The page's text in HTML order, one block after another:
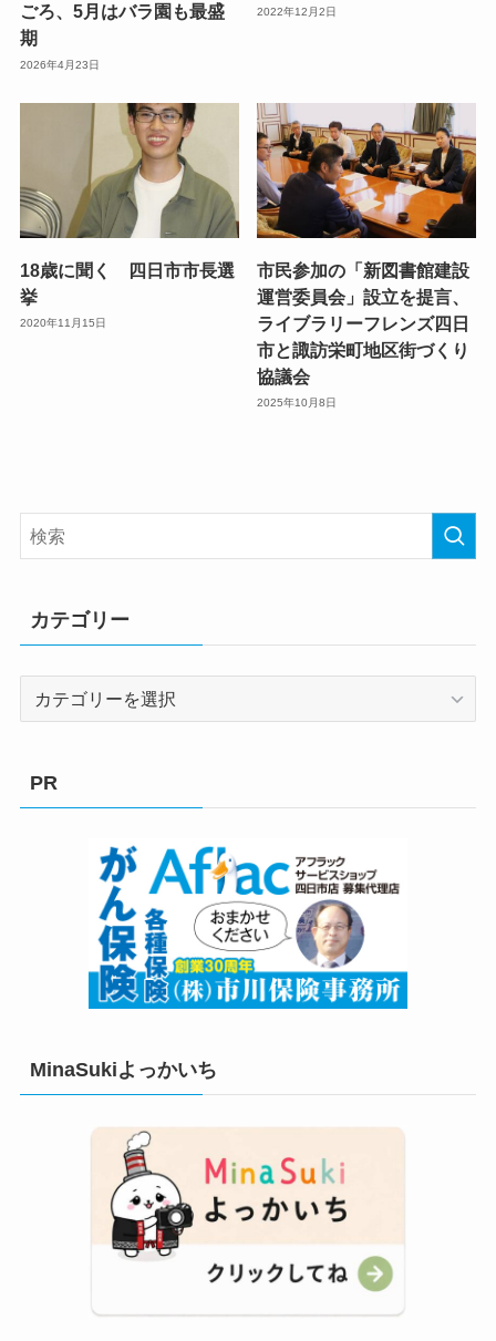
ごろ、5月はバラ園も最盛
期
2026年4月23日
2022年12月2日
18歳に聞く 四日市市長選
挙
2020年11月15日
市民参加の「新図書館建設
運営委員会」設立を提言、
ライブラリーフレンズ四日
市と諏訪栄町地区街づくり
協議会
2025年10月8日
カテゴリー
PR
MinaSukiよっかいち